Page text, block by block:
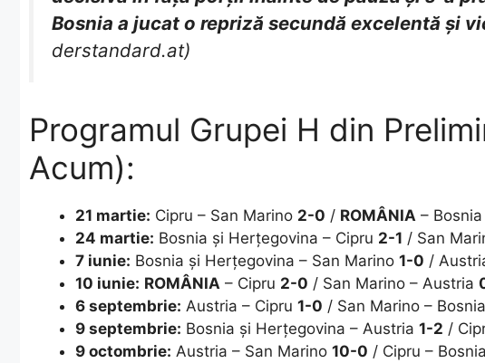
Bosnia a jucat o repriză secundă excelentă și
derstandard.at)
Programul Grupei H din
Acum):
21 martie: Cipru – San Marino 2-0 / ROMÂNIA –
24 martie: Bosnia și Herțegovina – Cipru 2-1 / San
7 iunie: Bosnia și Herțegovina – San Marino 1-0 /
10 iunie: ROMÂNIA – Cipru 2-0 / San Marino – Austria
6 septembrie: Austria – Cipru 1-0 / San Marino –
9 septembrie: Bosnia și Herțegovina – Austria 1-2 /
9 octombrie: Austria – San Marino 10-0 / Cipru –